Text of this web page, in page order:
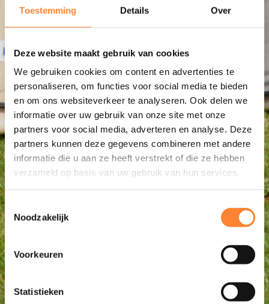
Toestemming Details Over
Deze website maakt gebruik van cookies
We gebruiken cookies om content en advertenties te
personaliseren, om functies voor social media te bieden
en om ons websiteverkeer te analyseren. Ook delen we
informatie over uw gebruik van onze site met onze
partners voor social media, adverteren en analyse. Deze
partners kunnen deze gegevens combineren met andere
informatie die u aan ze heeft verstrekt of die ze hebben
verzameld op basis van uw gebruik van hun services.
Toestemmingsselectie
Noodzakelijk
Voorkeuren
Statistieken